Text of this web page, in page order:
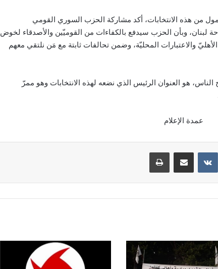
من هذه الانتخابات، أكد مشاركة الحزب السوري القومي
لبنان، وبأن الحزب سيدفع بالكفاءات من القوميّين والأصدقاء لخوض
والاعتبارات المحليّة، وضمن تحالفات ثابتة مع مَن نلتقي معهم
هو العنوان الرئيس الذي نضعه لهذه الانتخابات وهو ممرّ